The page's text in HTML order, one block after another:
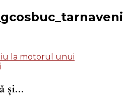
la motorul unui
și...